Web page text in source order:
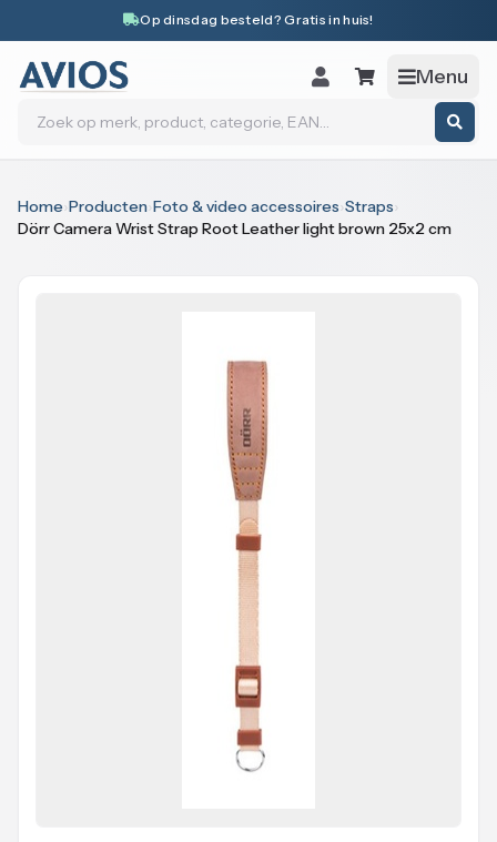
Op dinsdag besteld? Gratis in huis!
Menu
Zoeken
Home›Producten›Foto & video accessoires›Straps›
Dörr Camera Wrist Strap Root Leather light brown 25x2 cm